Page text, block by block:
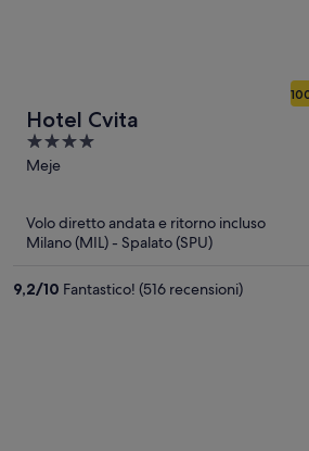
Hotel Cvita
4
out
5
Meje
Volo diretto andata e ritorno incluso
Milano (MIL) - Spalato (SPU)
9,2/10 Fantastico! (516 recensioni)